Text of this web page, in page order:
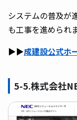
システムの普及が
も工事を進められ
▶︎▶︎成建設公式ホ
5-5.株式会社